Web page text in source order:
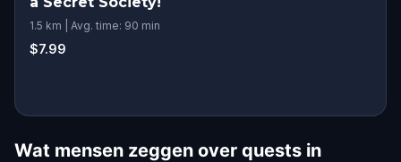
1.5 km | Avg. time: 90 min
$7.99
Wat mensen zeggen over quests in